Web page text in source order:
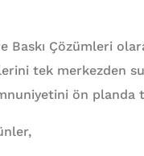
Baskı Çözümleri
tek merkezden
ön planda